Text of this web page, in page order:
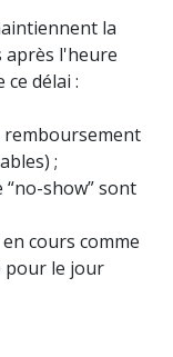
la
après l'heure
délai :
remboursement
;
show” sont
cours comme
pour le jour